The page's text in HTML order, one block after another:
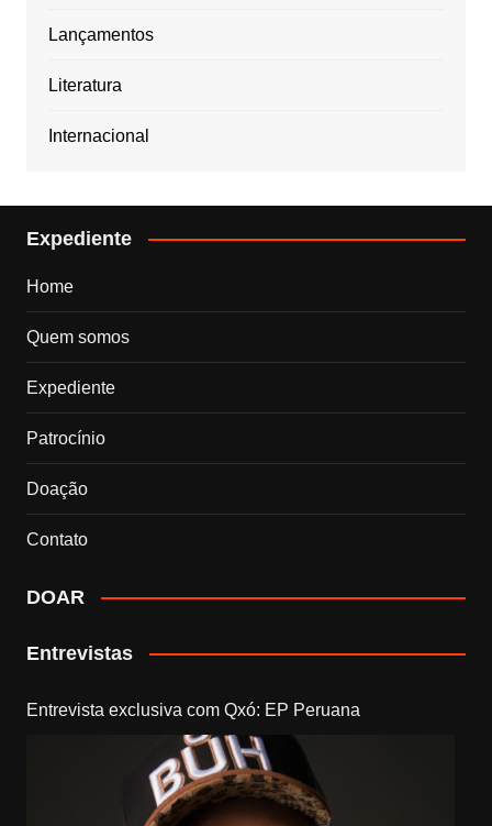
Lançamentos
Literatura
Internacional
Expediente
Home
Quem somos
Expediente
Patrocínio
Doação
Contato
DOAR
Entrevistas
Entrevista exclusiva com Qxó: EP Peruana